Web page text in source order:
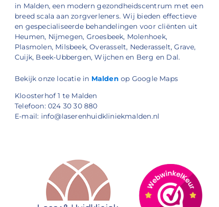
in Malden, een modern gezondheidscentrum met een
breed scala aan zorgverleners. Wij bieden effectieve
en gespecialiseerde behandelingen voor cliënten uit
Heumen, Nijmegen, Groesbeek, Molenhoek,
Plasmolen, Milsbeek, Overasselt, Nederasselt, Grave,
Cuijk, Beek-Ubbergen, Wijchen en Berg en Dal.
Bekijk onze locatie in Malden op Google Maps
Kloosterhof 1 te Malden
Telefoon: 024 30 30 880
E-mail: info@laserenhuidkliniekmalden.nl